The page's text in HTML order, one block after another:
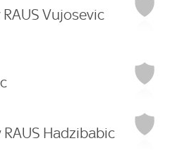
Vujosevic
Hadzibabic